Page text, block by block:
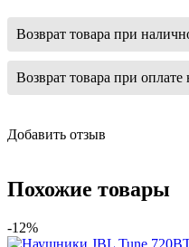
Возврат товара при
Возврат товара при оплате
Добавить отзыв
Похожие товары
-12%